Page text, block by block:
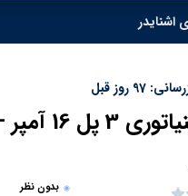
اشنایدر
روز قبل
بدون نظر